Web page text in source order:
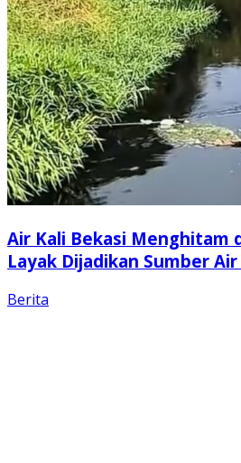
Air Kali Bekasi Menghitam
Layak Dijadikan Sumber
Berita